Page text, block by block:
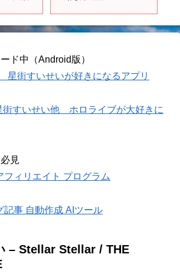
ド中（Android版）
街すいせいが好きになるアプリ
すいせい他 ホロライブが大好きに
見
ィリエイト プログラム
事 自動作成 AIツール
– Stellar Stellar / THE